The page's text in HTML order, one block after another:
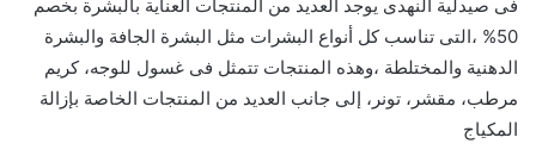
فى صيدلية النهدى يوجد العديد من المنتجات العناية بالبشرة بخصم
50% ،التى تناسب كل أنواع البشرات مثل البشرة الجافة والبشرة
الدهنية والمختلطة ،وهذه المنتجات تتمثل فى غسول للوجه، كريم
مرطب، مقشر، تونر، إلى جانب العديد من المنتجات الخاصة بإزالة
المكياج